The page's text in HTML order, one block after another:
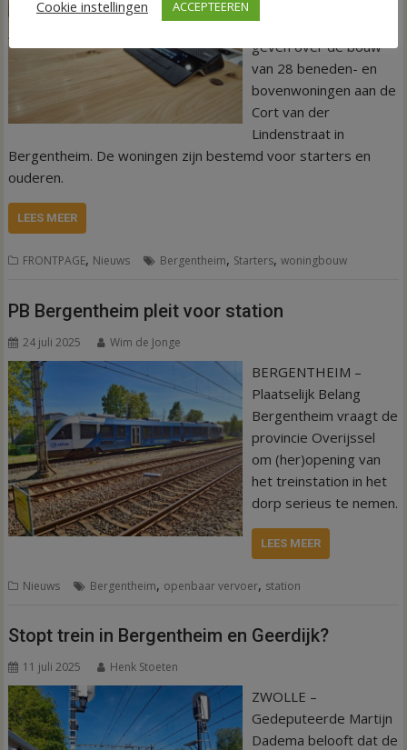
oktober een advies
geven over de bouw
van 28 beneden- en
bovenwoningen aan de
Cort van der
Lindenstraat in
Bergentheim. De woningen zijn bestemd voor starters en
ouderen.
LEES MEER
FRONTPAGE, Nieuws Bergentheim, Starters,woningbouw
PB Bergentheim pleit voor station
24 juli 2025 Wim de Jonge
BERGENTHEIM –
Plaatselijk Belang
Bergentheim vraagt de
provincie Overijssel
om (her)opening van
het treinstation in het
dorp serieus te nemen.
LEES MEER
Nieuws Bergentheim, openbaar vervoer, station
Stopt trein in Bergentheim en Geerdijk?
11 juli 2025 Henk Stoeten
ZWOLLE –
Gedeputeerde Martijn
Dadema belooft dat de
Cookie instellingen
ACCEPTEEREN